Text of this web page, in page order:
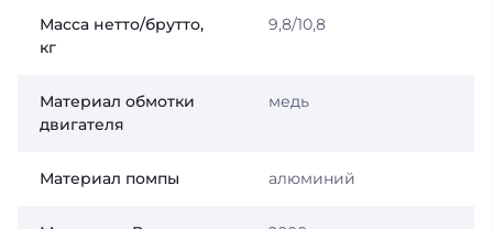
Масса нетто/брутто,
кг
9,8/10,8
Материал обмотки
двигателя
медь
Материал помпы алюминий